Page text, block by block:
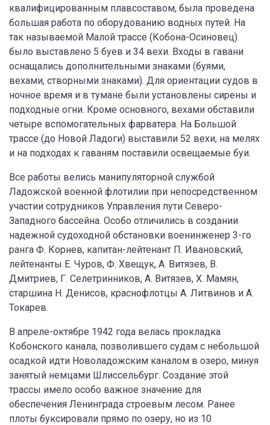
квалифицированным плавсоставом, была проведена
большая работа по оборудованию водных путей. На
так называемой Малой трассе (Кобона-Осиновец)
было выставлено 5 буев и 34 вехи. Входы в гавани
оснащались дополнительными знаками (буями,
вехами, створными знаками). Для ориентации судов в
ночное время и в тумане были установлены сирены и
подходные огни. Кроме основного, вехами обставили
четыре вспомогательных фарватера. На Большой
трассе (до Новой Ладоги) выставили 52 вехи, на мелях
и на подходах к гаваням поставили освещаемые буи.
Все работы велись манипуляторной службой
Ладожской военной флотилии при непосредственном
участии сотрудников Управления пути Северо-
Западного бассейна. Особо отличились в создании
надежной судоходной обстановки военинженер 3-го
ранга Ф. Корнев, капитан-лейтенант П. Ивановский,
лейтенанты Е. Чуров, Ф. Хвещук, А. Витязев, В.
Дмитриев, Г. Селетринников, A. Витязев, Х. Мамян,
старшина Н. Денисов, краснофлотцы А. Литвинов и A.
Токарев.
В апреле-октябре 1942 года велась прокладка
Кобонского канала, позволившего судам с небольшой
осадкой идти Новоладожским каналом в озеро, минуя
занятый немцами Шлиссельбург. Создание этой
трассы имело особо важное значение для
обеспечения Ленинграда строевым лесом. Ранее
плоты буксировали прямо по озеру, но из 10